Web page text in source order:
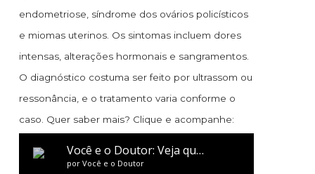
endometriose, síndrome dos ovários policísticos
e miomas uterinos. Os sintomas incluem dores
intensas, alterações hormonais e sangramentos.
O diagnóstico costuma ser feito por ultrassom ou
ressonância, e o tratamento varia conforme o
caso. Quer saber mais? Clique e acompanhe: